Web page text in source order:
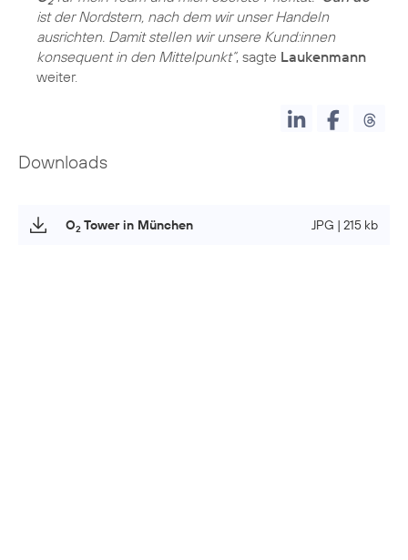
ist der Nordstern, nach dem wir unser Handeln
ausrichten. Damit stellen wir unsere Kund:innen
konsequent in den Mittelpunkt“, sagte Laukenmann
weiter.
Downloads
O2 Tower in München JPG | 215 kb